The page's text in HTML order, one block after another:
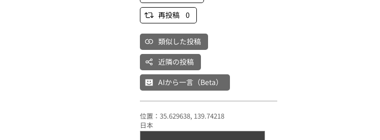
再投稿 0
類似した投稿
近隣の投稿
AIから一言（Beta）
位置：35.629638, 139.74218
日本